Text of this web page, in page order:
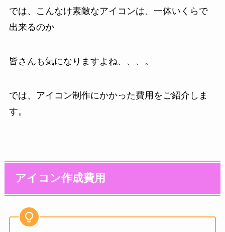
では、こんなけ素敵なアイコンは、一体いくらで
出来るのか
皆さんも気になりますよね、、、。
では、アイコン制作にかかった費用をご紹介しま
す。
アイコン作成費用